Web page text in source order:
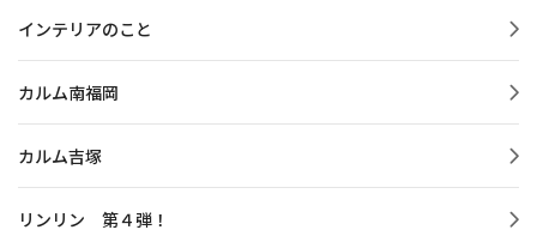
インテリアのこと
カルム南福岡
カルム吉塚
リンリン 第４弾！